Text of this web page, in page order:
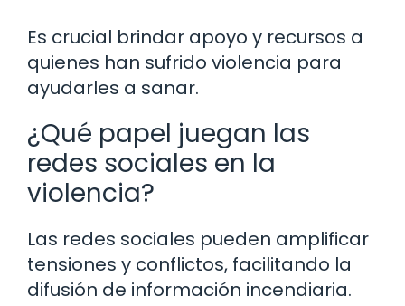
Es crucial brindar apoyo y recursos a
quienes han sufrido violencia para
ayudarles a sanar.
¿Qué papel juegan las
redes sociales en la
violencia?
Las redes sociales pueden amplificar
tensiones y conflictos, facilitando la
difusión de información incendiaria.